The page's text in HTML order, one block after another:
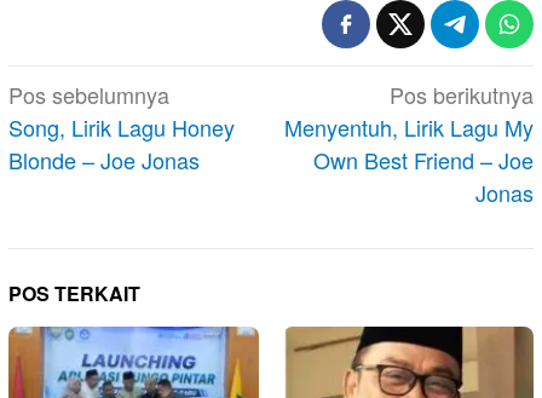
Navigasi
pos
Pos sebelumnya
Song, Lirik Lagu Honey
Blonde – Joe Jonas
Pos berikutnya
Menyentuh, Lirik Lagu My
Own Best Friend – Joe
Jonas
POS TERKAIT